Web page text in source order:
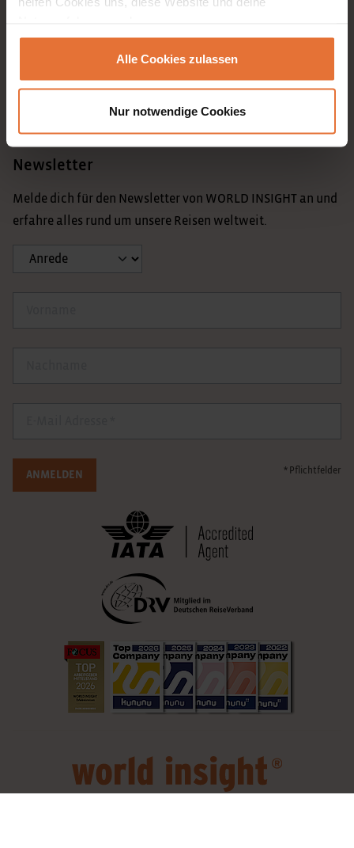
Alle Cookies zulassen
Nur notwendige Cookies
Jobs
Newsletter
Melde dich für den Newsletter von WORLD INSIGHT an und
erfahre alles rund um unsere Reisen weltweit.
Anrede
ANMELDEN * Pflichtfelder